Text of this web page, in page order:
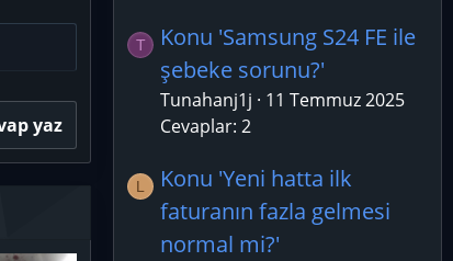
yaz
T
Konu 'Samsung S24 FE ile
şebeke sorunu?'
Tunahanj1j
11 Temmuz 2025
Cevaplar: 2
L
Konu 'Yeni hatta ilk
faturanın fazla gelmesi
normal mi?'